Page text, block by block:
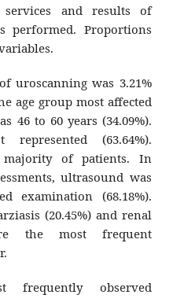
services and results of
performed. Proportions
uroscanning was 3.21%
age group most affected
46 to 60 years (34.09%).
(63.64%).
of patients. In
ultrasound was
examination (68.18%).
(20.45%) and renal
the most frequent
frequently observed